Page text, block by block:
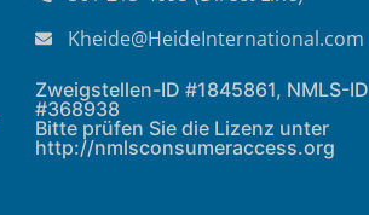
Kheide@HeideInternational.com
Zweigstellen-ID #1845861, NMLS-ID
#368938
Bitte prüfen Sie die Lizenz unter
http://nmlsconsumeraccess.org